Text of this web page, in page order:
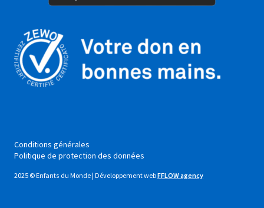
Conditions générales
Politique de protection des données
2025 © Enfants du Monde | Développement webFFLOW agency